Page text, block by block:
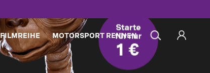
FILMREIHE MOTORSPORT RENNEN